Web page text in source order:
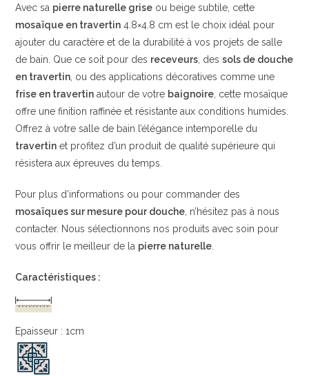
Avec sa pierre naturelle grise ou beige subtile, cette
mosaïque en travertin 4.8×4.8 cm est le choix idéal pour
ajouter du caractère et de la durabilité à vos projets de salle
de bain. Que ce soit pour des receveurs , dessols de douche
en travertin , ou des applications décoratives comme une
frise en travertin autour de votre baignoire , cette mosaïque
offre une finition raffinée et résistante aux conditions humides.
Offrez à votre salle de bain l’élégance intemporelle du
travertin et profitez d’un produit de qualité supérieure qui
résistera aux épreuves du temps.
Pour plus d’informations ou pour commander des
mosaïques sur mesure pour douche , n’hésitez pas à nous
contacter. Nous sélectionnons nos produits avec soin pour
vous offrir le meilleur de la pierre naturelle
Caractéristiques :
Epaisseur : 1cm